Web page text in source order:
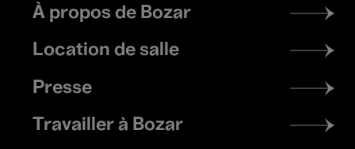
Footer
menu
À propos de Bozar
Location de salle
Presse
Travailler à Bozar